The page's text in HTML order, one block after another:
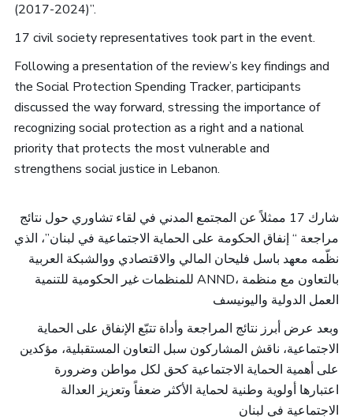
(2017-2024)”.
17 civil society representatives took part in the event.
Following a presentation of the review’s key findings and
the Social Protection Spending Tracker, participants
discussed the way forward, stressing the importance of
recognizing social protection as a right and a national
priority that protects the most vulnerable and
strengthens social justice in Lebanon.
شارك 17 ممثلاً عن المجتمع المدني في لقاء تشاوري حول نتائج
مراجعة “ إنفاق الحكومة على الحماية الاجتماعية في لبنان”، الذي
نظّمه معهد باسل فليحان المالي والاقتصادي ووالشبكة العربية
للمنظمات غير الحكومية للتنمية ANND، بالتعاون مع منظمة
العمل الدولية واليونيسف
وبعد عرض أبرز نتائج المراجعة وأداة تتبّع الإنفاق على الحماية
الاجتماعية، ناقش المشاركون سبل التعاون المستقبلية، مؤكدين
على أهمية الحماية الاجتماعية كحق لكل مواطن وضرورة
اعتبارها أولوية وطنية لحماية الأكثر ضعفاً وتعزيز العدالة
الاجتماعية في لبنان